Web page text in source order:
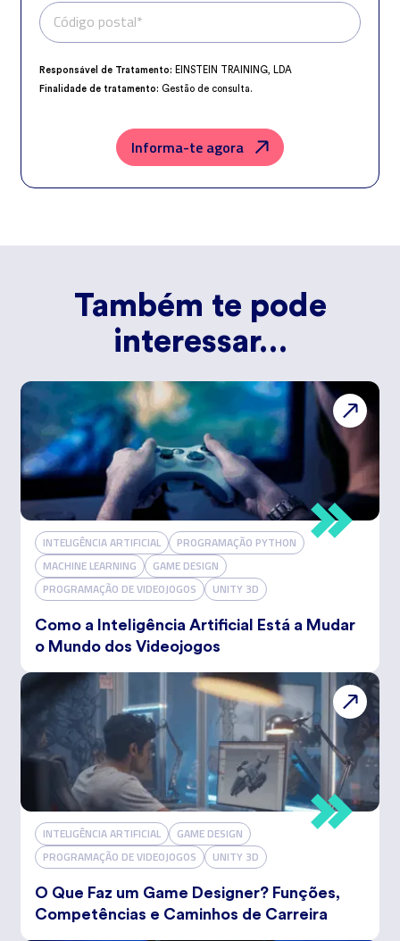
Telefone*
Código postal*
Responsável de Tratamento: EINSTEIN TRAINING, LDA
Finalidade de tratamento: Gestão de consulta.
aceder, retificar e excluir os dados, bem como outros direitos,
conforme o explicito naPolítica de Privacidade.
Informa-te agora
Também te pode
interessar…
INTELIGÊNCIA ARTIFICIAL
PROGRAMAÇÃO PYTHON
MACHINE LEARNING
GAME DESIGN
PROGRAMAÇÃO DE VIDEOJOGOS
UNITY 3D
Como a Inteligência Artificial Está a Mudar
o Mundo dos Videojogos
INTELIGÊNCIA ARTIFICIAL
GAME DESIGN
PROGRAMAÇÃO DE VIDEOJOGOS
UNITY 3D
O Que Faz um Game Designer? Funções,
Competências e Caminhos de Carreira